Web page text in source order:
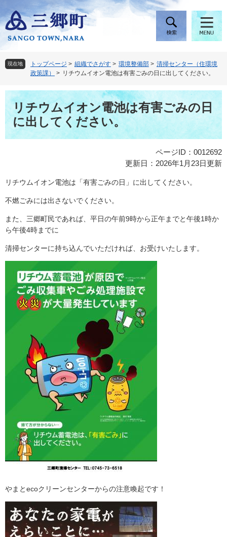
ー
ジ
頭
で
。
ニ
ュ
飛
ば
て
へ
現在地 トップページ > 組織でさがす > 環境整備部 > 清掃センター（住環境
政策課）
> リチウムイオン電池は有害ごみの日に出してください。
リチウムイオン電池は有害ごみの日
に出してください。
ページID：0012692
更新日：2026年1月23日更新
リチウムイオン電池は「有害ごみの日」に出してください。
不燃ごみには出さないでください。
また、三郷町民であれば、平日の午前9時から正午までと午後1時か
ら午後4時までに
清掃センターに持ち込んでいただければ、お受けいたします。
やまとecoクリーンセンターからの注意喚起です！